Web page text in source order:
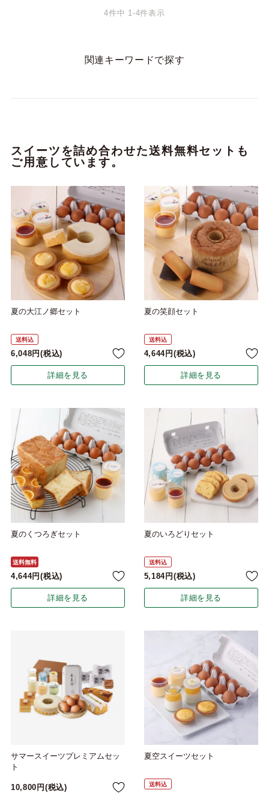
4件中 1 -4件表示
関連キーワードで探す
スイーツを詰め合わせた送料無料セットも
ご用意しています。
夏の大江ノ郷セット
送料込
6,048 税込
詳細を見る
夏の笑顔セット
送料込
4,644 税込
詳細を見る
夏のくつろぎセット
送料無料
4,644 税込
詳細を見る
夏のいろどりセット
送料込
5,184 税込
詳細を見る
サマースイーツプレミアムセッ
ト
10,800 税込
夏空スイーツセット
送料込